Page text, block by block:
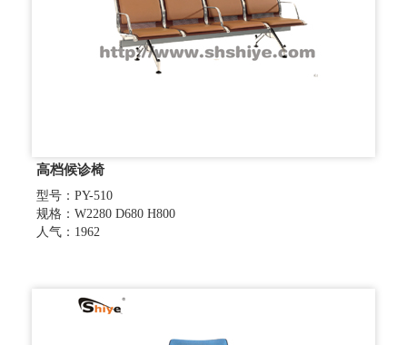
高档候诊椅
型号：PY-510
规格：W2280 D680 H800
人气：1962